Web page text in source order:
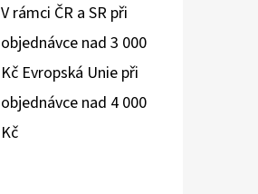
V rámci ČR a SR při
objednávce nad 3 000
Kč Evropská Unie při
objednávce nad 4 000
Kč